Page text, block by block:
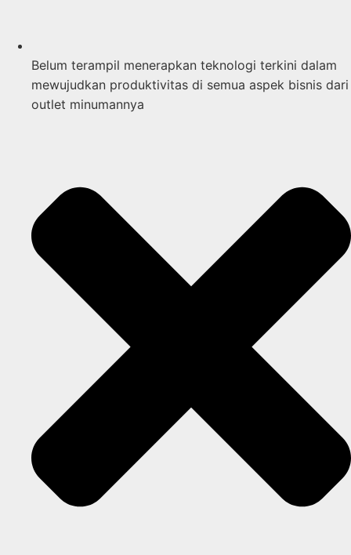
Belum terampil menerapkan teknologi terkini dalam
mewujudkan produktivitas di semua aspek bisnis dari
outlet minumannya